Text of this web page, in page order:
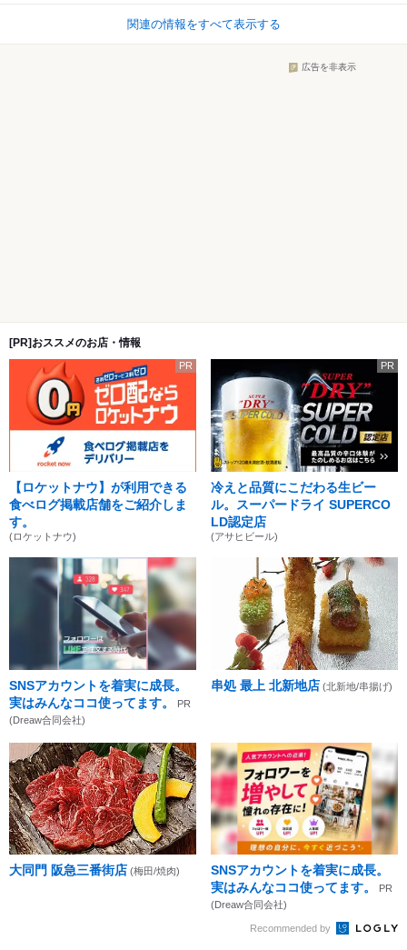
関連の情報をすべて表示する
広告を非表示
[PR]おススメのお店・情報
PR
【ロケットナウ】が利用できる
食べログ掲載店舗をご紹介しま
す。
(ロケットナウ)
PR
冷えと品質にこだわる生ビー
ル。スーパードライ SUPERCO
LD認定店
(アサヒビール)
SNSアカウントを着実に成長。
実はみんなココ使ってます。
PR
(Dreaw合同会社)
串処 最上 北新地店 (北新地/串揚げ)
大同門 阪急三番街店 (梅田/焼肉)
SNSアカウントを着実に成長。
実はみんなココ使ってます。
PR
(Dreaw合同会社)
Recommended by